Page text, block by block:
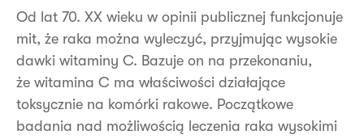
Od lat 70. XX wieku w opinii publicznej funkcjonuje
mit, że raka można wyleczyć, przyjmując wysokie
dawki witaminy C. Bazuje on na przekonaniu,
że witamina C ma właściwości działające
toksycznie na komórki rakowe. Początkowe
badania nad możliwością leczenia raka wysokimi